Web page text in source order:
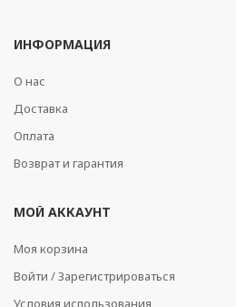
ИНФОРМАЦИЯ
О нас
Доставка
Оплата
Возврат и гарантия
МОЙ АККАУНТ
Моя корзина
Войти / Зарегистрироваться
Условия использования